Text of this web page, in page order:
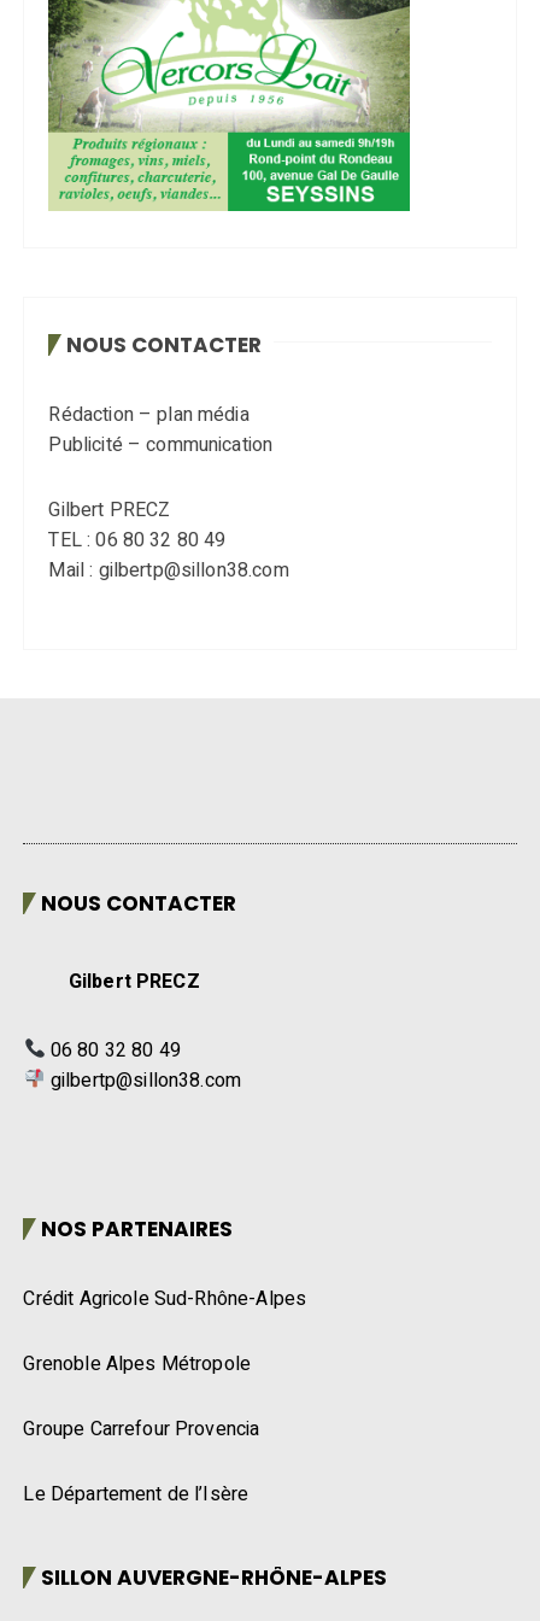
NOUS CONTACTER
Rédaction – plan média
Publicité – communication
Gilbert PRECZ
TEL : 06 80 32 80 49
Mail : gilbertp@sillon38.com
NOUS CONTACTER
Gilbert PRECZ
06 80 32 80 49
gilbertp@sillon38.com
NOS PARTENAIRES
Crédit Agricole Sud-Rhône-Alpes
Grenoble Alpes Métropole
Groupe Carrefour Provencia
Le Département de l’Isère
SILLON AUVERGNE-RHÔNE-ALPES